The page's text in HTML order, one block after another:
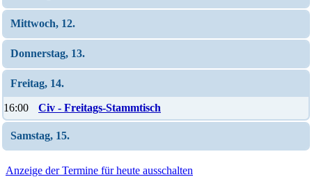
Mittwoch, 12.
Donnerstag, 13.
Freitag, 14.
16:00 Civ - Freitags-Stammtisch
Samstag, 15.
Anzeige der Termine für heute ausschalten